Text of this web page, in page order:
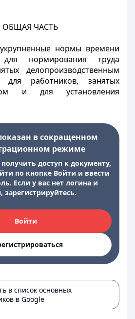
ОБЩАЯ ЧАСТЬ
нормы времени
для нормирования труда
делопроизводственным
для работников, занятых
и для установления
в сокращенном
режиме
доступ к документу,
по кнопке Войти и ввести
Если у вас нет логина и
зарегистрируйтесь.
Войти
в список основных
в Google